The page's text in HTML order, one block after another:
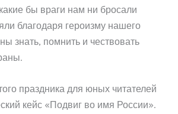
бы враги нам ни бросали
благодаря героизму нашего
знать, помнить и чествовать
праздника для юных читателей
кейс «Подвиг во имя России».